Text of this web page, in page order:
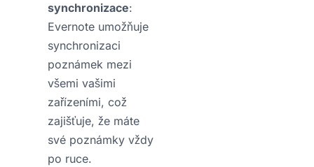
synchronizace:
Evernote umožňuje
synchronizaci
poznámek mezi
všemi vašimi
zařízeními, což
zajišťuje, že máte
své poznámky vždy
po ruce.